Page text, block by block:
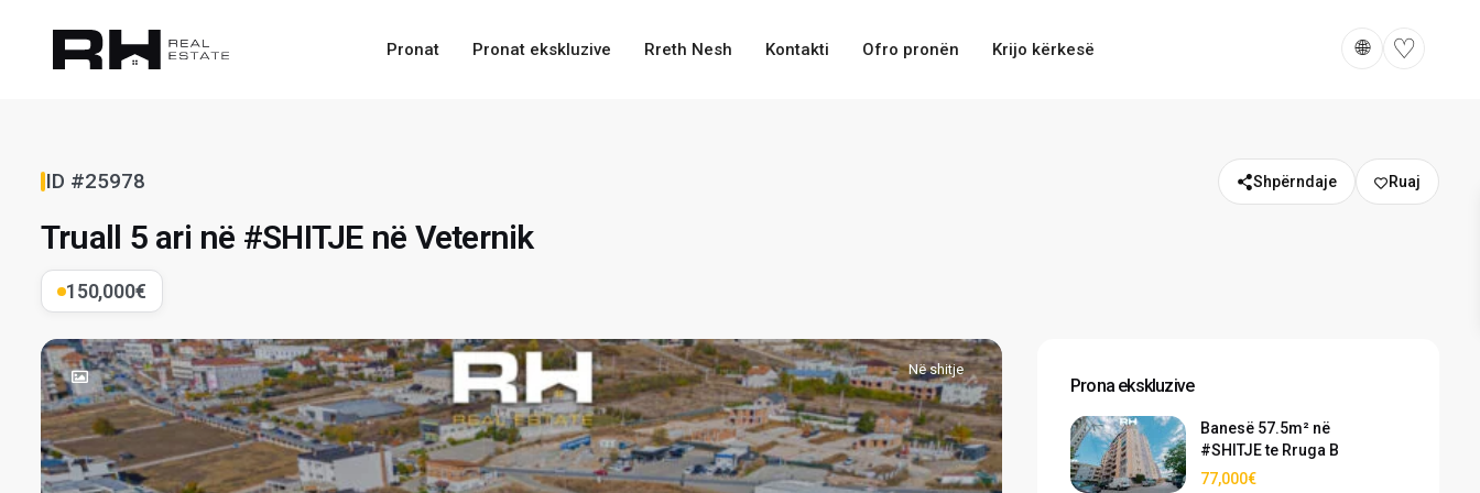
Pronat Pronat ekskluzive Rreth Nesh Kontakti Ofro pronën Krijo kërkesë 🌐 ♡
ID #25978 Shpërndaje
Truall 5 ari në #SHITJE në Veternik
150,000€
Në shitje
Prona ekskluzive
Banesë 57.5m² në
#SHITJE te Rruga B
77,000€